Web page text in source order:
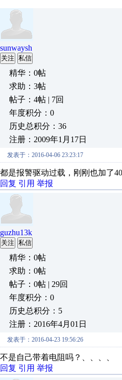
sunwaysh
关注 私信
精华：0帖
求助：3帖
帖子：4帖 | 7回
年度积分：0
历史总积分：36
注册：2009年1月17日
发表于：2016-04-06 23:23:17
都是报警驱动过载，刚刚也加了
回复 引用 举报
guzhu13k
关注 私信
精华：0帖
求助：0帖
帖子：0帖 | 29回
年度积分：0
历史总积分：5
注册：2016年4月01日
发表于：2016-04-23 19:56:26
不是自己带着电阻吗？、、、、
回复 引用 举报